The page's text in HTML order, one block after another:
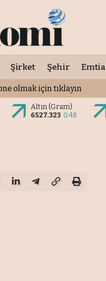
Şirket Şehir Emtia
olmak için tıklayın
Altın (Gram)
6527.323 0.48